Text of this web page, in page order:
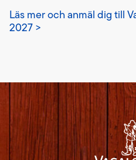
Läs mer och anmäl dig till
2027 >